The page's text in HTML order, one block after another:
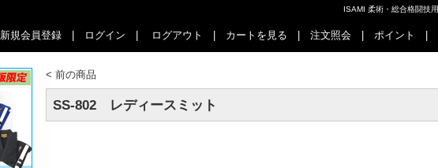
ISAMI 柔術・総合格闘技
新規会員登録 ログイン ログアウト カートを見る 注文照会 ポイント
< 前の商品
SS-802 レディースミット